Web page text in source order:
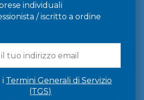
individuali
/ iscritto a ordine
i Termini Generali di Servizio
(TGS)